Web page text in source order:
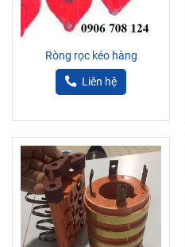
Ròng rọc kéo hàng
Liên hệ